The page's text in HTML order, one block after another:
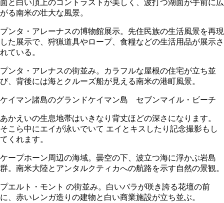
面と白い頂上のコントラストが美しく、波打つ湖面が手前に広
がる南米の壮大な風景。
プンタ・アレーナスの博物館展示。先住民族の生活風景を再現
した展示で、狩猟道具やロープ、食糧などの生活用品が展示さ
れている。
プンタ・アレナスの街並み。カラフルな屋根の住宅が立ち並
び、背後には海とクルーズ船が見える南米の港町風景。
ケイマン諸島のグランドケイマン島 セブンマイル・ビーチ
あかえいの生息地帯はいきなり背丈ほどの深さになります。
そこら中にエイが泳いでいて エイとキスしたり記念撮影もし
てくれます。
ケープホーン周辺の海域。曇空の下、波立つ海に浮かぶ岩島
群。南米大陸とアンタルクティカへの航路を示す自然の景観。
プエルト・モント の街並み。白いバラが咲き誇る花壇の前
に、赤いレンガ造りの建物と白い商業施設が立ち並ぶ。